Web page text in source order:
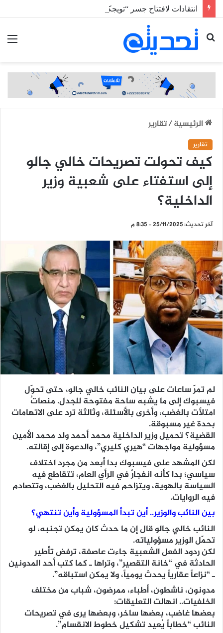
بحث
عن
الرئيسية/تقارير
تقارير
كيف تحولت تصريحات خالي جالو
إلى استفتاء على شعبية وزير
الداخلية؟
آخر تحديث: 25/11/2025 - 8:35 م
لم تمرّ ساعات على بيان النائب خالي جالو، حتى تحوّل
فيسبوك إلى ما يشبه ساحة مفتوحة للجدل. منصاتٌ
امتلأت بالغضب، وأخرى بالأسئلة، وثالثة ترد على الاتهامات
بحدة غير مسبوقة.
القضية؟ تحميل وزير الداخلية محمد أحمد ولد محمد الأمين
مسؤولية مواجهات “هيري كليري”، والدعوة إلى إقالته.
لكن المشهد على فيسبوك بدا أبعد من مجرد اختلاف
سياسي؛ بدا كأنه انفجارٌ في الرأي العام، تتقاطع فيه
السياسة بالهوية، ويتزاحم فيه التحليل بالغضب، وتتصادم
فيه الروايات.
بين النائب والوزير.. أين تبدأ المسؤولية وأين تنتهي؟
النائب خالي جالو قال إن ما حدث كان يمكن تجنبه، لو
تحمّل الوزير مسؤولياته.
لكن ردود الفعل الشعبية جاءت عاصفة، ترفض تأطير
الحادثة في “خانة التقصير”، وتراها ـ كما كتب أحد المدونين
ـ “نزاعاً عقارياً يحدث يومياً، ولا يمكن استباقه”.
مدونون، ناشطون، أطباء، ممرضون، شباب من مختلف
الخلفيات.. انهالت التعليقات:
بعضها غاضب، بعضها ساخر، وبعضها يرى في تصريحات
النائب “خطاباً يُعيد تشكيل خطوط الانقسام”.